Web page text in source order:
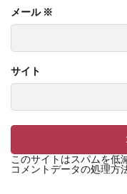
メール ※
サイト
このサイトはスパムを低
コメントデータの処理方